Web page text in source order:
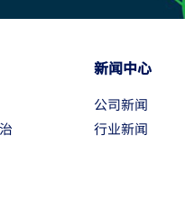
新闻中心
公司新闻
行业新闻